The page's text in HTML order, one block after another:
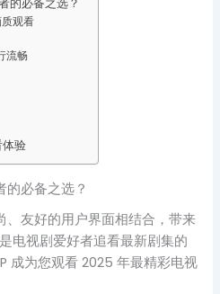
观看
流畅
验
的必备之选？
、友好的用户界面相结合，带来
电视剧爱好者追看最新剧集的
成为您观看 2025 年最精彩电视